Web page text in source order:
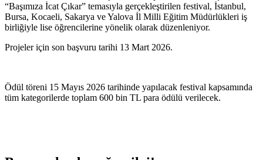
“Başımıza İcat Çıkar” temasıyla gerçekleştirilen festival, İstanbul,
Bursa, Kocaeli, Sakarya ve Yalova İl Milli Eğitim Müdürlükleri iş
birliğiyle lise öğrencilerine yönelik olarak düzenleniyor.
Projeler için son başvuru tarihi 13 Mart 2026.
Ödül töreni 15 Mayıs 2026 tarihinde yapılacak festival kapsamında
tüm kategorilerde toplam 600 bin TL para ödülü verilecek.